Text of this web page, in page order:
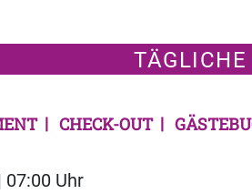
CHECK-OUT
07:00 Uhr